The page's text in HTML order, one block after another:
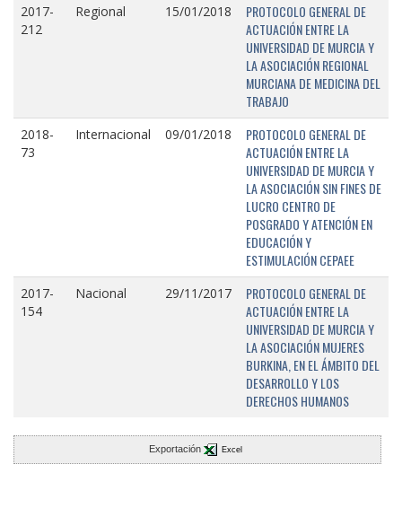
2017-
212
Regional 15/01/2018
PROTOCOLO GENERAL DE
ACTUACIÓN ENTRE LA
UNIVERSIDAD DE MURCIA Y
LA ASOCIACIÓN REGIONAL
MURCIANA DE MEDICINA DEL
TRABAJO
2018-
73
Internacional 09/01/2018
PROTOCOLO GENERAL DE
ACTUACIÓN ENTRE LA
UNIVERSIDAD DE MURCIA Y
LA ASOCIACIÓN SIN FINES DE
LUCRO CENTRO DE
POSGRADO Y ATENCIÓN EN
EDUCACIÓN Y
ESTIMULACIÓN CEPAEE
2017-
154
Nacional 29/11/2017
PROTOCOLO GENERAL DE
ACTUACIÓN ENTRE LA
UNIVERSIDAD DE MURCIA Y
LA ASOCIACIÓN MUJERES
BURKINA, EN EL ÁMBITO DEL
DESARROLLO Y LOS
DERECHOS HUMANOS
Exportación Excel